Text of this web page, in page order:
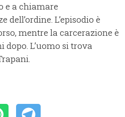
e a chiamare
L’episodio è
mentre la carcerazione è
dopo. L’uomo si trova